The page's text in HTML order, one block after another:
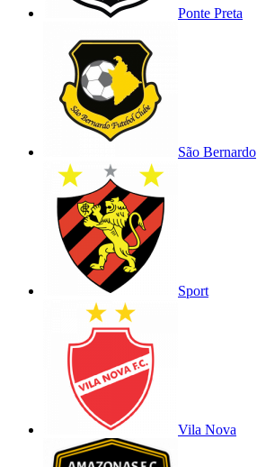
Ponte Preta
São Bernardo
Sport
Vila Nova